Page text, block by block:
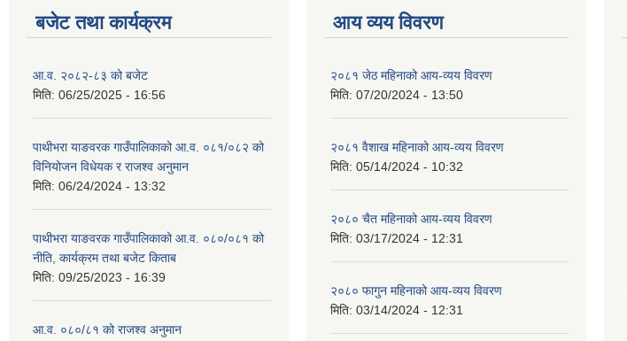
बजेट तथा कार्यक्रम
आ.व. २०८२-८३ को बजेट
मिति: 06/25/2025 - 16:56
पाथीभरा याङवरक गाउँपालिकाको आ.व. ०८१/०८२ को
विनियोजन विधेयक र राजश्व अनुमान
मिति: 06/24/2024 - 13:32
पाथीभरा याङवरक गाउँपालिकाको आ.व. ०८०/०८१ को
नीति, कार्यक्रम तथा बजेट किताब
मिति: 09/25/2023 - 16:39
आ.व. ०८०/८१ को राजश्व अनुमान
आय व्यय विवरण
२०८१ जेठ महिनाको आय-व्यय विवरण
मिति: 07/20/2024 - 13:50
२०८१ वैशाख महिनाको आय-व्यय विवरण
मिति: 05/14/2024 - 10:32
२०८० चैत महिनाको आय-व्यय विवरण
मिति: 03/17/2024 - 12:31
२०८० फागुन महिनाको आय-व्यय विवरण
मिति: 03/14/2024 - 12:31